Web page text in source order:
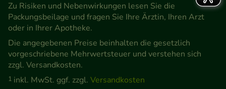
Zu Risiken und Nebenwirkungen lesen Sie die
Packungsbeilage und fragen Sie Ihre Ärztin, Ihren Arzt
oder in Ihrer Apotheke.
Die angegebenen Preise beinhalten die gesetzlich
vorgeschriebene Mehrwertsteuer und verstehen sich
zzgl. Versandkosten.
1 inkl. MwSt. ggf. zzgl. Versandkosten